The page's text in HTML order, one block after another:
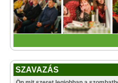
SZAVAZÁS